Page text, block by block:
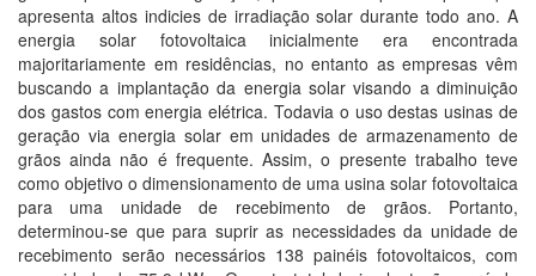
apresenta altos indicies de irradiação solar durante todo ano. A
energia solar fotovoltaica inicialmente era encontrada
majoritariamente em residências, no entanto as empresas vêm
buscando a implantação da energia solar visando a diminuição
dos gastos com energia elétrica. Todavia o uso destas usinas de
geração via energia solar em unidades de armazenamento de
grãos ainda não é frequente. Assim, o presente trabalho teve
como objetivo o dimensionamento de uma usina solar fotovoltaica
para uma unidade de recebimento de grãos. Portanto,
determinou-se que para suprir as necessidades da unidade de
recebimento serão necessários 138 painéis fotovoltaicos, com